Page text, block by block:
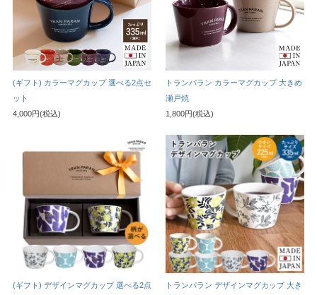
(ギフト) カラーマグカップ 選べる2点セ
ット
4,000円(税込)
トランパラン カラーマグカップ 大きめ
瀬戸焼
1,800円(税込)
(ギフト) デザインマグカップ 選べる2点
トランパラン デザインマグカップ 大き